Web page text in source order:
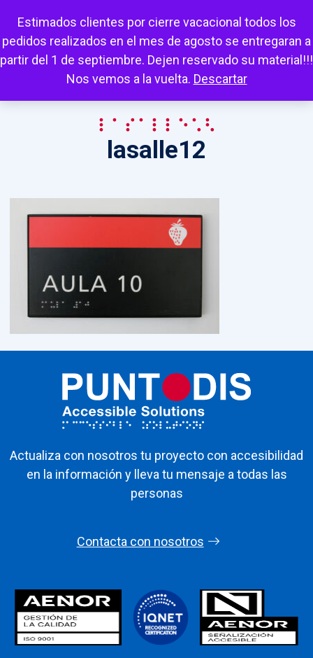
Estimados clientes por cierre vacacional todos los
pedidos realizados en el mes de agosto se entregaran a
partir del 1 de septiembre. Dejen reservado su material!!!
Nos vemos a la vuelta. Descartar
Mi cuenta Carrito Favoritos Escuchar
lasalle12
lasalle12
Actualiza con nosotros tu proyecto con accesibilidad
en la información y lleva tu mensaje a todas las
personas
Contacta con nosotros